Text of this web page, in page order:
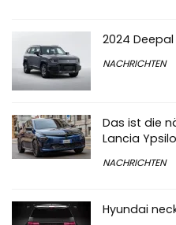
2024 Deepal
NACHRICHTEN
Das ist die
Lancia
NACHRICHTEN
Hyundai